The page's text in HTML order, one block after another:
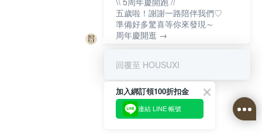
五歲啦！謝謝一路陪伴我們♡
準備好多驚喜等你來發現～
周年慶開逛 →
回覆至 HOUSUXI
加入綁訂領100折扣金
連結 LINE 帳號